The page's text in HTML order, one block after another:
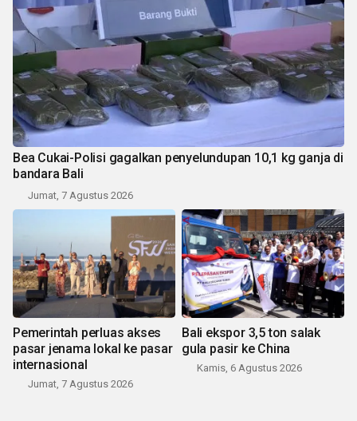
Bea Cukai-Polisi gagalkan penyelundupan 10,1 kg ganja di
bandara Bali
Jumat, 7 Agustus 2026
Pemerintah perluas akses
pasar jenama lokal ke pasar
internasional
Jumat, 7 Agustus 2026
Bali ekspor 3,5 ton salak
gula pasir ke China
Kamis, 6 Agustus 2026